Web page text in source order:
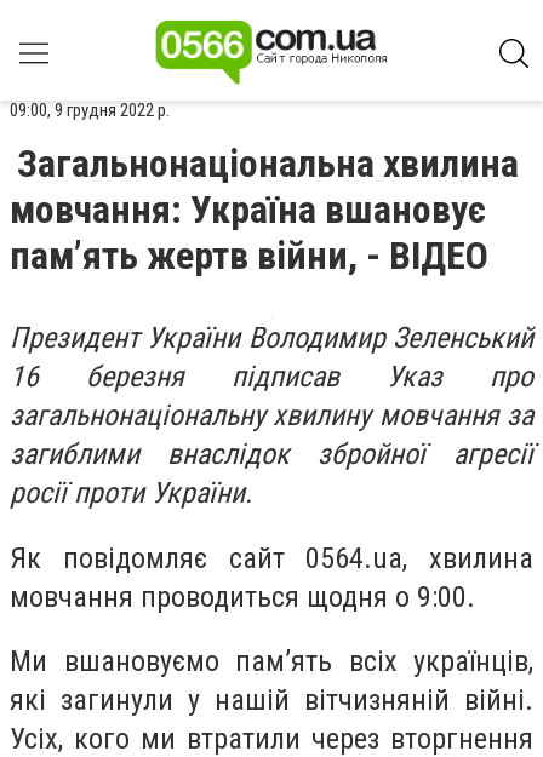
09:00, 9 грудня 2022 р.
Загальнонаціональна хвилина
мовчання: Україна вшановує
пам’ять жертв війни, - ВІДЕО
Президент України Володимир Зеленський
16 березня підписав Указ про
загальнонаціональну хвилину мовчання за
загиблими внаслідок збройної агресії
росії проти України.
Як повідомляє сайт 0564.ua, хвилина
мовчання проводиться щодня о 9:00.
Ми вшановуємо памʼять всіх українців,
які загинули у нашій вітчизняній війні.
Усіх, кого ми втратили через вторгнення